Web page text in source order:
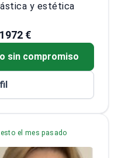
y estética
privadas
1972 €
sin compromiso
el mes pasado